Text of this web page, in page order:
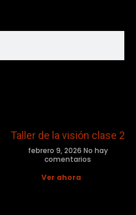
Taller de la visión clase 2
febrero 9, 2026 No hay
comentarios
Ver ahora